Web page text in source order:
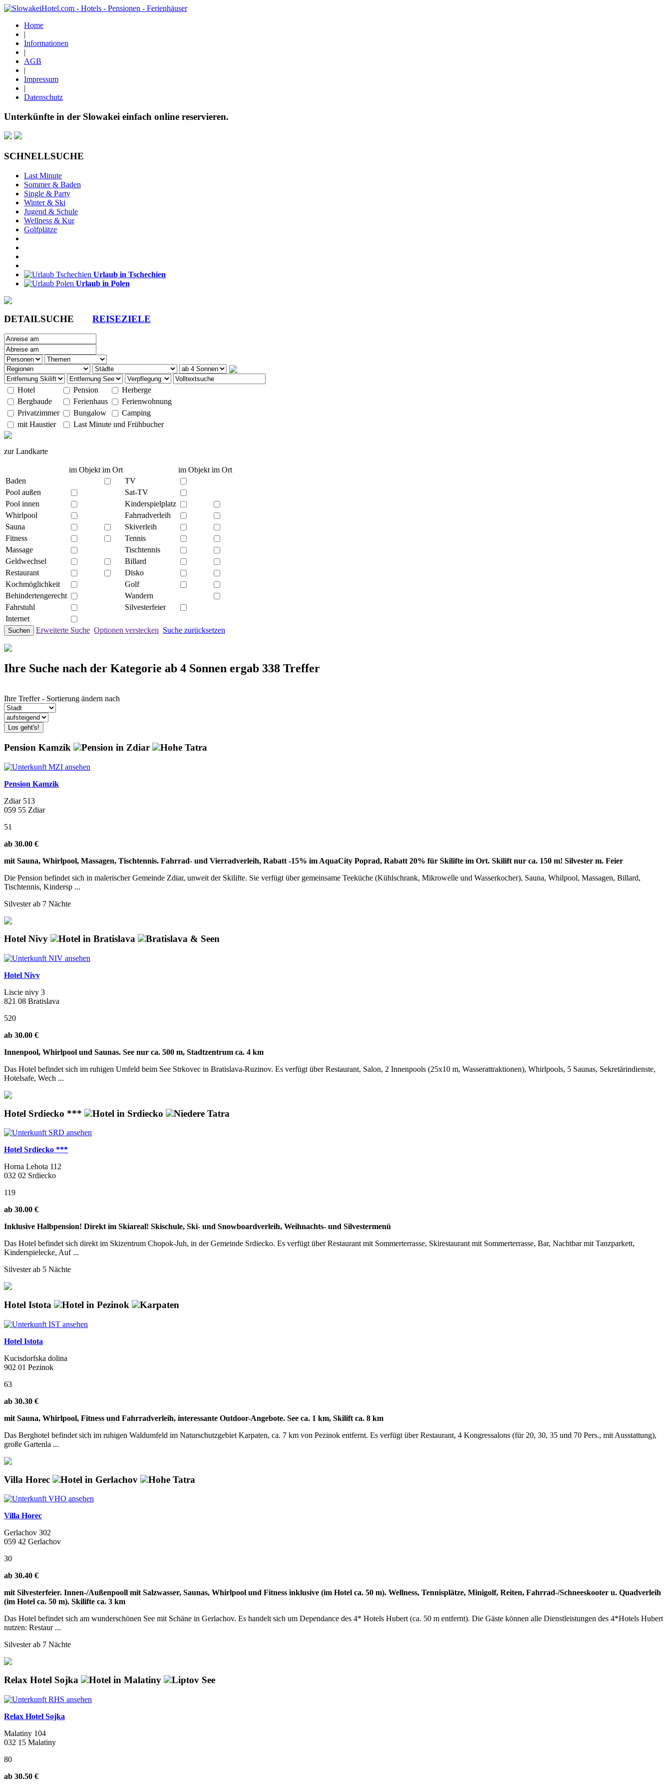
Home
|
Informationen
|
AGB
|
Impressum
|
Datenschutz
Unterkünfte in der Slowakei einfach online reservieren.
SCHNELLSUCHE
Last Minute
Sommer & Baden
Single & Party
Winter & Ski
Jugend & Schule
Wellness & Kur
Golfplätze
Urlaub in Tschechien
Urlaub in Polen
DETAILSUCHE REISEZIELE
Hotel Pension
Herberge
Bergbaude
Ferienhaus
Ferienwohnung
Privatzimmer
Bungalow
Camping
mit Haustier
Last Minute und Frühbucher
zur Landkarte
im Objekt im Ort im Objekt im Ort
Baden
TV
Pool außen
Sat-TV
Pool innen
Kinderspielplatz
Whirlpool
Fahrradverleih
Sauna
Skiverleih
Fitness
Tennis
Massage
Tischtennis
Geldwechsel
Billard
Restaurant
Disko
Kochmöglichkeit
Golf
Behindertengerecht
Wandern
Fahrstuhl
Silvesterfeier
Internet
Suchen Erweiterte Suche Optionen verstecken Suche zurücksetzen
Ihre Suche nach der Kategorie ab 4 Sonnen ergab 338 Treffer
Ihre Treffer - Sortierung ändern nach
Los geht's!
Pension Kamzik Pension in Zdiar Hohe Tatra
Pension Kamzik
Zdiar 513
059 55 Zdiar
51
ab 30.00 €
mit Sauna, Whirlpool, Massagen, Tischtennis. Fahrrad- und Vierradverleih, Rabatt -15% im AquaCity Poprad, Rabatt 20% für Skilifte im Ort. Skilift nur ca. 150 m! Silvester m. Feier
Die Pension befindet sich in malerischer Gemeinde Zdiar, unweit der Skilifte. Sie verfügt über gemeinsame Teeküche (Kühlschrank, Mikrowelle und Wasserkocher), Sauna, Whilpool, Massagen, Billard,
Tischtennis, Kindersp ...
Silvester ab 7 Nächte
Hotel Nivy Hotel in Bratislava Bratislava & Seen
Hotel Nivy
Liscie nivy 3
821 08 Bratislava
520
ab 30.00 €
Innenpool, Whirlpool und Saunas. See nur ca. 500 m, Stadtzentrum ca. 4 km
Das Hotel befindet sich im ruhigen Umfeld beim See Strkovec in Bratislava-Ruzinov. Es verfügt über Restaurant, Salon, 2 Innenpools (25x10 m, Wasserattraktionen), Whirlpools, 5 Saunas, Sekretärindienste,
Hotelsafe, Wech ...
Hotel Srdiecko *** Hotel in Srdiecko Niedere Tatra
Hotel Srdiecko ***
Horna Lehota 112
032 02 Srdiecko
119
ab 30.00 €
Inklusive Halbpension! Direkt im Skiareal! Skischule, Ski- und Snowboardverleih, Weihnachts- und Silvestermenü
Das Hotel befindet sich direkt im Skizentrum Chopok-Juh, in der Gemeinde Srdiecko. Es verfügt über Restaurant mit Sommerterrasse, Skirestaurant mit Sommerterrasse, Bar, Nachtbar mit Tanzparkett,
Kinderspielecke, Auf ...
Silvester ab 5 Nächte
Hotel Istota Hotel in Pezinok Karpaten
Hotel Istota
Kucisdorfska dolina
902 01 Pezinok
63
ab 30.30 €
mit Sauna, Whirlpool, Fitness und Fahrradverleih, interessante Outdoor-Angebote. See ca. 1 km, Skilift ca. 8 km
Das Berghotel befindet sich im ruhigen Waldumfeld im Naturschutzgebiet Karpaten, ca. 7 km von Pezinok entfernt. Es verfügt über Restaurant, 4 Kongressalons (für 20, 30, 35 und 70 Pers., mit Ausstattung),
große Gartenla ...
Villa Horec Hotel in Gerlachov Hohe Tatra
Villa Horec
Gerlachov 302
059 42 Gerlachov
30
ab 30.40 €
mit Silvesterfeier. Innen-/Außenpooll mit Salzwasser, Saunas, Whirlpool und Fitness inklusive (im Hotel ca. 50 m). Wellness, Tennisplätze, Minigolf, Reiten, Fahrrad-/Schneeskooter u. Quadverleih
(im Hotel ca. 50 m). Skilifte ca. 3 km
Das Hotel befindet sich am wunderschönen See mit Schäne in Gerlachov. Es handelt sich um Dependance des 4* Hotels Hubert (ca. 50 m entfernt). Die Gäste können alle Dienstleistungen des 4*Hotels Hubert
nutzen: Restaur ...
Silvester ab 7 Nächte
Relax Hotel Sojka Hotel in Malatiny Liptov See
Relax Hotel Sojka
Malatiny 104
032 15 Malatiny
80
ab 30.50 €